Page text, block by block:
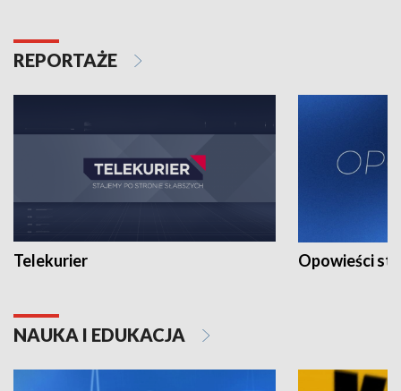
REPORTAŻE
Telekurier Opowieści
NAUKA I EDUKACJA